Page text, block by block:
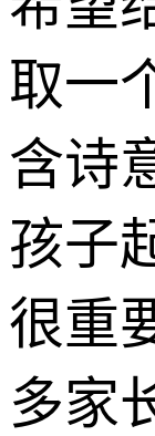
取一
含诗
孩子
很重
多家